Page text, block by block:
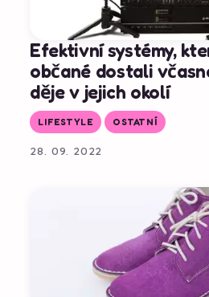
Efektivní systémy,
občané dostali
děje v jejich okolí
LIFESTYLE OSTATNÍ
28. 09. 2022